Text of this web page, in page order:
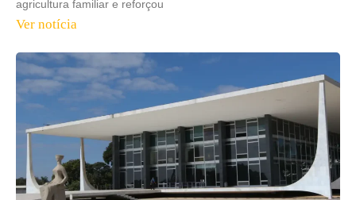
agricultura familiar e reforçou
Ver notícia